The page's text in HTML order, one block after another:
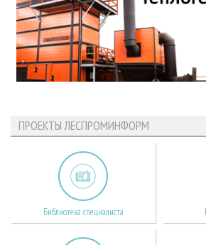
ПРОЕКТЫ ЛЕСПРОМИНФОРМ
Библиотека специалиста